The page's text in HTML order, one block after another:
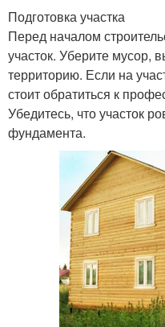
Подготовка участка
Перед началом
участок. Уберите мусор,
территорию. Если на
стоит обратиться к
Убедитесь, что участок
фундамента.